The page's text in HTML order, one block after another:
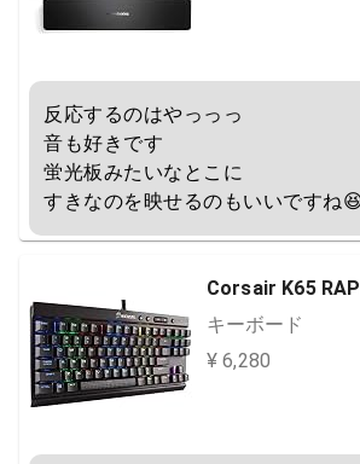
反応するのはやっっっ
音も好きです
蛍光板みたいなとこに
すきなのを映せるのもいいですね
Corsair K65
キーボード
¥ 6,280